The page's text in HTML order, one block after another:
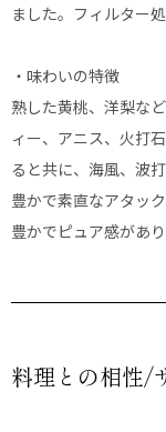
ました。フィルター
・味わいの特徴
熟した黄桃、洋梨な
ィー、アニス、火打
ると共に、海風、波
豊かで素直なアタッ
豊かでピュア感があ
料理との相性/